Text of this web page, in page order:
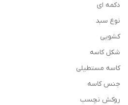
دکمه ای
نوع سبد
کشویی
شکل کاسه
کاسه مستطیلی
جنس کاسه
روکش نچسب